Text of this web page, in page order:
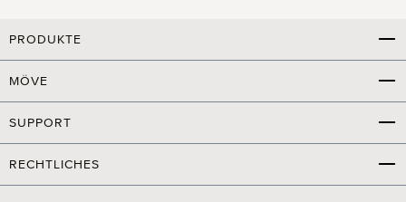
PRODUKTE
MÖVE
SUPPORT
RECHTLICHES